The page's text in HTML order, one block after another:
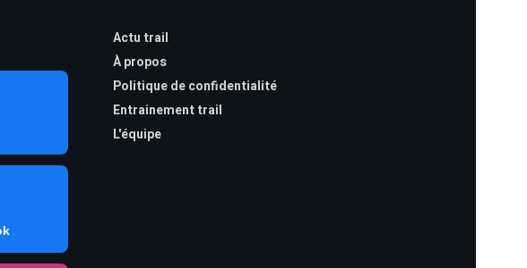
Actu trail
À propos
Politique de confidentialité
Entrainement trail
L'équipe